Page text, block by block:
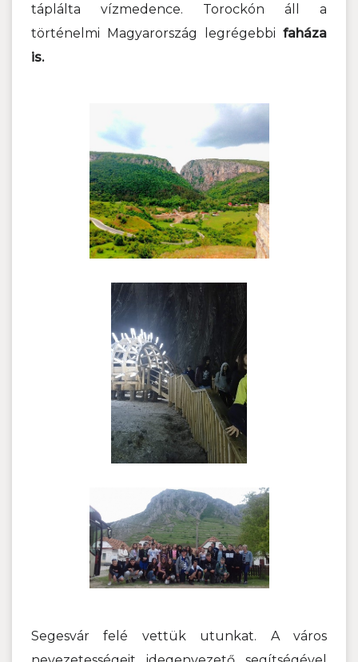
táplálta vízmedence. Torockón áll a
történelmi Magyarország legrégebbi faháza
is.
Segesvár felé vettük utunkat. A város